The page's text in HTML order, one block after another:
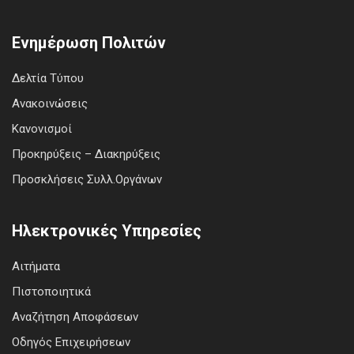
Ενημέρωση Πολιτών
Δελτία Τύπου
Ανακοινώσεις
Κανονισμοί
Προκηρύξεις – Διακηρύξεις
Προσκλήσεις Συλλ.Οργάνων
Ηλεκτρονικές Υπηρεσίες
Αιτήματα
Πιστοποιητικά
Αναζήτηση Αποφάσεων
Οδηγός Επιχειρήσεων